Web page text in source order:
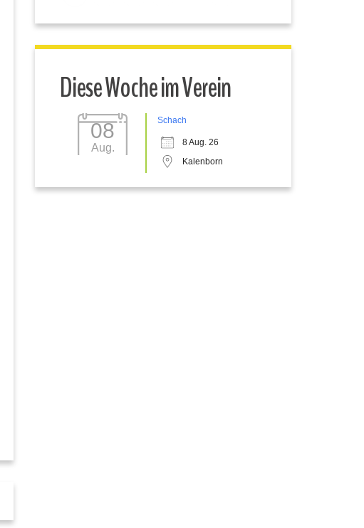
Diese Woche im Verein
08
Aug.
Schach
8 Aug. 26
Kalenborn